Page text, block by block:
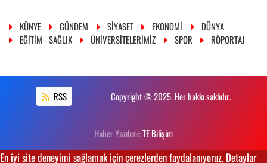
KÜNYE GÜNDEM SİYASET EKONOMİ
DÜNYA
EĞİTİM - SAĞLIK
ÜNİVERSİTELERİMİZ SPOR RÖPORTAJ
RSS Copyright © 2025. Her hakkı saklıdır.
Haber Yazılımı:TE Bilişim
En iyi site deneyimi sağlamak için çerezlerden faydalanıyoruz. Detaylar